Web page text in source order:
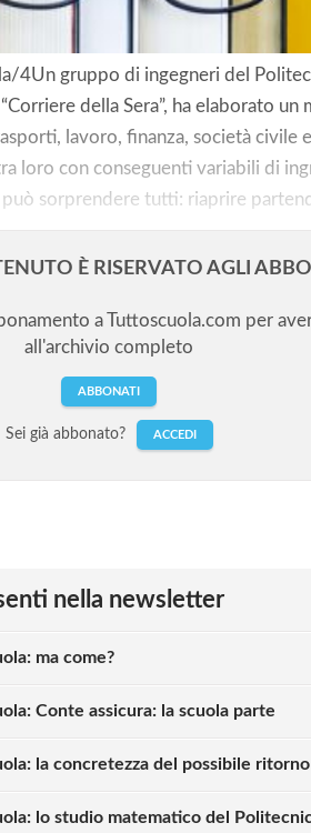
4Un gruppo di ingegneri del
della Sera”, ha elaborato un
lavoro, finanza, società civile
loro con conseguenti variabili di
sorprendere tutti: riaprire
È RISERVATO AGLI
a Tuttoscuola.com per
all'archivio completo
ABBONATI
Sei già abbonato? ACCEDI
nella newsletter
ma come?
Conte assicura: la scuola parte
la concretezza del possibile ritorno
lo studio matematico del